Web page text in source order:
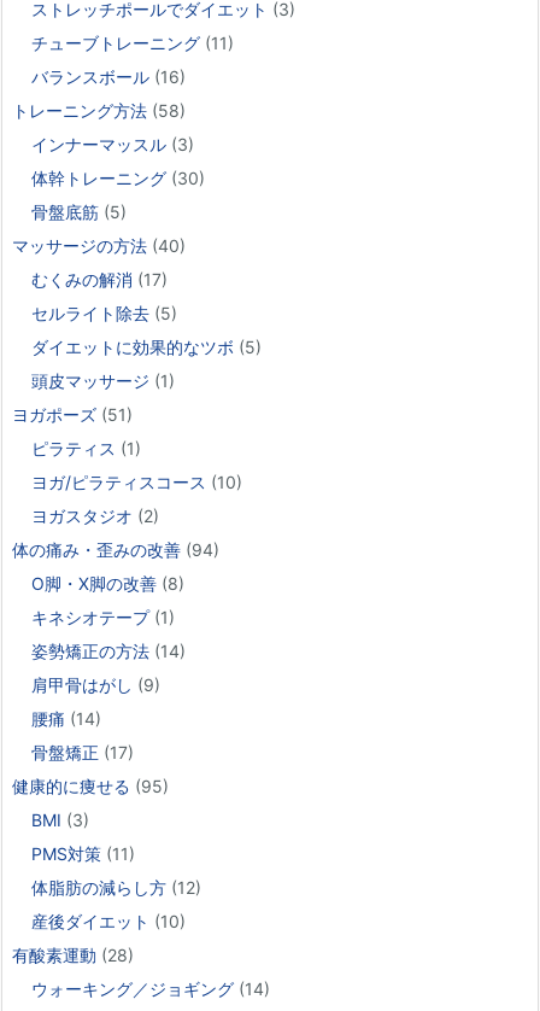
ストレッチポールでダイエット (3)
チューブトレーニング (11)
バランスボール (16)
トレーニング方法 (58)
インナーマッスル (3)
体幹トレーニング (30)
骨盤底筋 (5)
マッサージの方法 (40)
むくみの解消 (17)
セルライト除去 (5)
ダイエットに効果的なツボ (5)
頭皮マッサージ (1)
ヨガポーズ (51)
ピラティス (1)
ヨガ/ピラティスコース (10)
ヨガスタジオ (2)
体の痛み・歪みの改善 (94)
O脚・X脚の改善 (8)
キネシオテープ(1)
姿勢矯正の方法 (14)
肩甲骨はがし (9)
腰痛 (14)
骨盤矯正 (17)
健康的に痩せる (95)
BMI (3)
PMS対策 (11)
体脂肪の減らし方 (12)
産後ダイエット (10)
有酸素運動 (28)
ウォーキング／ジョギング (14)